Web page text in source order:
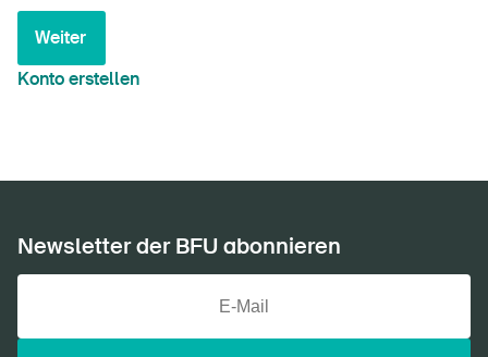
Weiter
Konto erstellen
Newsletter der BFU abonnieren